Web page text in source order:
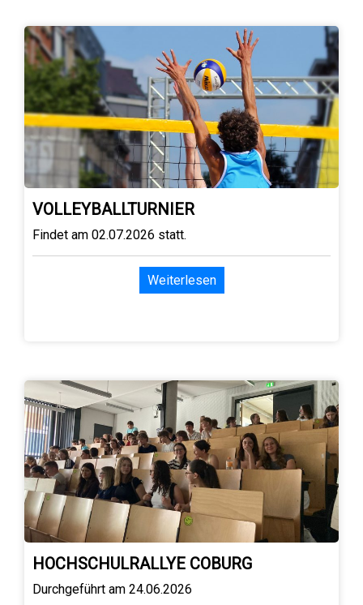
VOLLEYBALLTURNIER
Findet am 02.07.2026 statt.
Weiterlesen
HOCHSCHULRALLYE COBURG
Durchgeführt am 24.06.2026